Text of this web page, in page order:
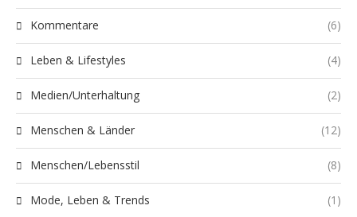
Kommentare (6)
Leben & Lifestyles (4)
Medien/Unterhaltung (2)
Menschen & Länder (12)
Menschen/Lebensstil (8)
Mode, Leben & Trends (1)